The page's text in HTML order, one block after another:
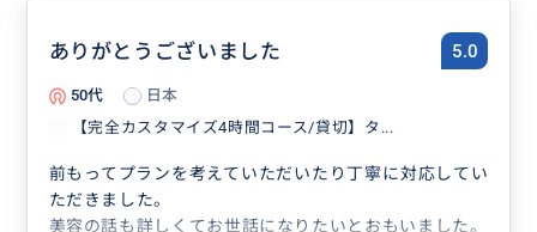
ありがとうございました 5.0
50代
日本
【完全カスタマイズ4時間コース/貸切】タ...
前もってプランを考えていただいたり丁寧に対応してい
ただきました。
美容の話も詳しくてお世話になりたいとおもいました。